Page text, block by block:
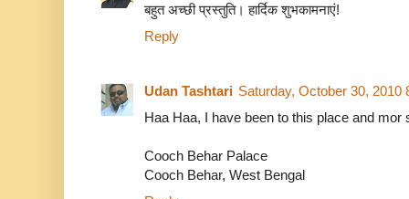
बहुत अच्छी प्रस्तुति। हार्दिक शुभकामनाएं!
Reply
Udan Tashtari Saturday, October 30, 2010
Haa Haa, I have been to this place and
Cooch Behar Palace
Cooch Behar, West Bengal